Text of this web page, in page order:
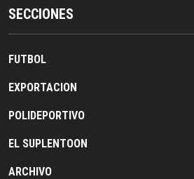
SECCIONES
FUTBOL
EXPORTACION
POLIDEPORTIVO
EL SUPLENTOON
ARCHIVO